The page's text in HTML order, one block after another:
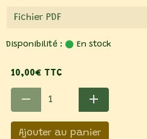
Disponibilité : En stock
10,00€ TTC
Ajouter au panier